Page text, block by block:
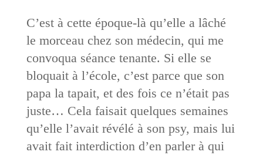
C’est à cette époque-là qu’elle a lâché
le morceau chez son médecin, qui me
convoqua séance tenante. Si elle se
bloquait à l’école, c’est parce que son
papa la tapait, et des fois ce n’était pas
juste… Cela faisait quelques semaines
qu’elle l’avait révélé à son psy, mais lui
avait fait interdiction d’en parler à qui